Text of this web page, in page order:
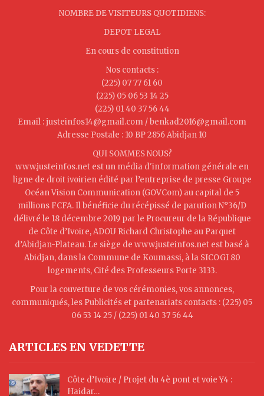
NOMBRE DE VISITEURS QUOTIDIENS:
DEPOT LEGAL
En cours de constitution
Nos contacts :
(225) 07 77 61 60
(225) 05 06 53 14 25
(225) 01 40 37 56 44
Email : justeinfos14@gmail.com / benkad2016@gmail.com
Adresse Postale : 10 BP 2856 Abidjan 10
QUI SOMMES NOUS?
www.justeinfos.net est un média d'information générale en
ligne de droit ivoirien édité par l’entreprise de presse Groupe
Océan Vision Communication (GOVCom) au capital de 5
millions FCFA. Il bénéficie du récépissé de parution N°36/D
délivré le 18 décembre 2019 par le Procureur de la République
de Côte d’Ivoire, ADOU Richard Christophe au Parquet
d’Abidjan-Plateau. Le siège de www.justeinfos.net est basé à
Abidjan, dans la Commune de Koumassi, à la SICOGI 80
logements, Cité des Professeurs Porte 3133.
Pour la couverture de vos cérémonies, vos annonces,
communiqués, les Publicités et partenariats contacts : (225) 05
06 53 14 25 / (225) 01 40 37 56 44
ARTICLES EN VEDETTE
Côte d’Ivoire / Projet du 4è pont et voie Y4 :
Haidar…